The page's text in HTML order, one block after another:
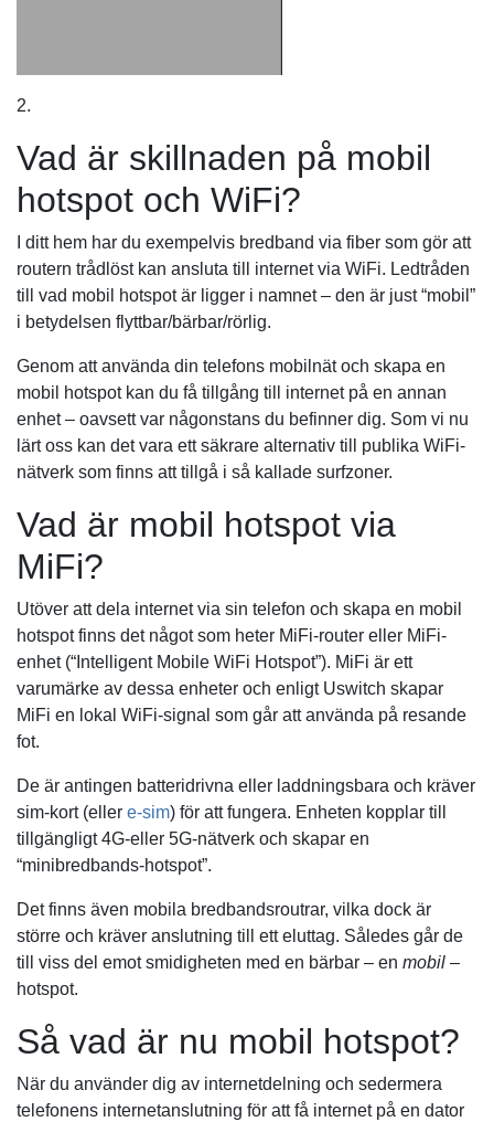
2.
Vad är skillnaden på mobil
hotspot och WiFi?
I ditt hem har du exempelvis bredband via fiber som gör att
routern trådlöst kan ansluta till internet via WiFi. Ledtråden
till vad mobil hotspot är ligger i namnet – den är just “mobil”
i betydelsen flyttbar/bärbar/rörlig.
Genom att använda din telefons mobilnät och skapa en
mobil hotspot kan du få tillgång till internet på en annan
enhet – oavsett var någonstans du befinner dig. Som vi nu
lärt oss kan det vara ett säkrare alternativ till publika WiFi-
nätverk som finns att tillgå i så kallade surfzoner.
Vad är mobil hotspot via
MiFi?
Utöver att dela internet via sin telefon och skapa en mobil
hotspot finns det något som heter MiFi-router eller MiFi-
enhet (“Intelligent Mobile WiFi Hotspot”). MiFi är ett
varumärke av dessa enheter och enligt Uswitch skapar
MiFi en lokal WiFi-signal som går att använda på resande
fot.
De är antingen batteridrivna eller laddningsbara och kräver
sim-kort (eller e-sim) för att fungera. Enheten kopplar till
tillgängligt 4G-eller 5G-nätverk och skapar en
“minibredbands-hotspot”.
Det finns även mobila bredbandsroutrar, vilka dock är
större och kräver anslutning till ett eluttag. Således går de
till viss del emot smidigheten med en bärbar – en mobil –
hotspot.
Så vad är nu mobil hotspot?
När du använder dig av internetdelning och sedermera
telefonens internetanslutning för att få internet på en dator